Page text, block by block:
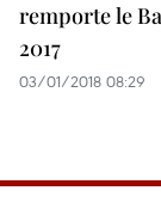
remporte le
2017
03/01/2018 08:29